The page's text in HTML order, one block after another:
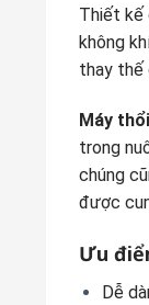
Thiết kế
không
thay thế
Máy
trong
chúng
được
Ưu
Dễ